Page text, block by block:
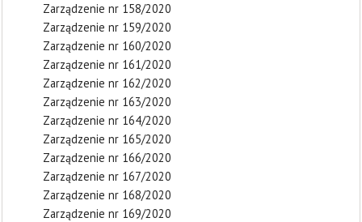
Zarządzenie nr 158/2020
Zarządzenie nr 159/2020
Zarządzenie nr 160/2020
Zarządzenie nr 161/2020
Zarządzenie nr 162/2020
Zarządzenie nr 163/2020
Zarządzenie nr 164/2020
Zarządzenie nr 165/2020
Zarządzenie nr 166/2020
Zarządzenie nr 167/2020
Zarządzenie nr 168/2020
Zarządzenie nr 169/2020